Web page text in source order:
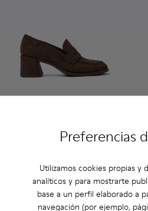
Preferencias
Utilizamos cookies propias y
analíticos y para mostrarte
base a un perfil elaborado a
navegación (por ejemplo,
-40%
Añadir